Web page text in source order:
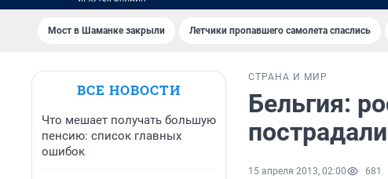
Мост в Шаманке закрыли Летчики пропавшего самолета спаслись
ВСЕ НОВОСТИ
Что мешает получать большую
пенсию: список главных
ошибок
СТРАНА И МИР
Бельгия:
15 апреля 2013, 02:00 681